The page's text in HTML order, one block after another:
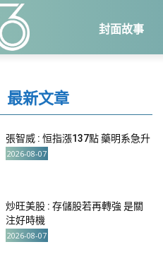
封面故事
最新文章
張智威 : 恒指漲137點 藥明系急升
2026-08-07
炒旺美股 : 存儲股若再轉強 是關
注好時機
2026-08-07